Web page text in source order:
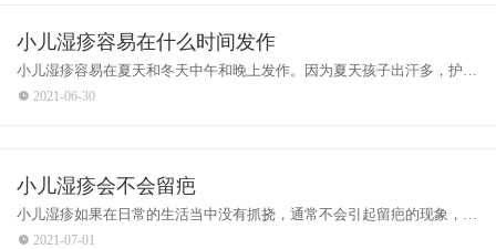
小儿湿疹容易在什么时间发作
小儿湿疹容易在夏天和冬天中午和晚上发作。因为夏天孩子出汗多，护理
不当，加上温度比较高，孩子就会出现湿疹。冬天孩子因为穿衣服比较
2021-06-30
小儿湿疹会不会留疤
小儿湿疹如果在日常的生活当中没有抓挠，通常不会引起留疤的现象，所
以不用过分的担心。患有小儿湿疹跟遗传因素有较大的关系，也有可能是
2021-07-01